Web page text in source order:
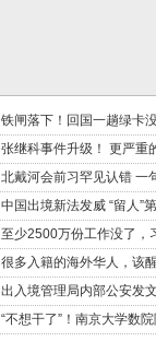
铁闸落下！回国一趟绿卡
张继科事件升级！ 更严重
北戴河会前习罕见认错 一
中国出境新法发威 “留人”
至少2500万份工作没了，
很多入籍的海外华人，该
出入境管理局内部公安发
“不想干了”！南京大学数